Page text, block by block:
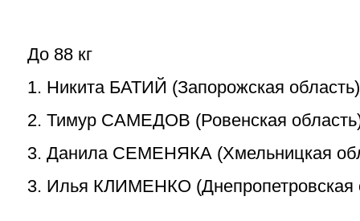
До 88 кг
1. Никита БАТИЙ (Запорожская область)
2. Тимур САМЕДОВ (Ровенская
3. Данила СЕМЕНЯКА (Хмельницкая
3. Илья КЛИМЕНКО (Днепропетровская